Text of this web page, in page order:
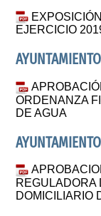
EJERCICIO
ORDENANZA
DE AGUA
REGULADORA
DOMICILIARIO